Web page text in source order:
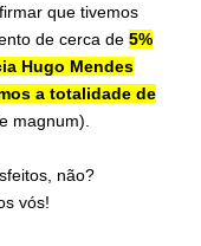
que tivemos
de cerca de 5%
Hugo Mendes
a totalidade de
magnum).
não?
vós!